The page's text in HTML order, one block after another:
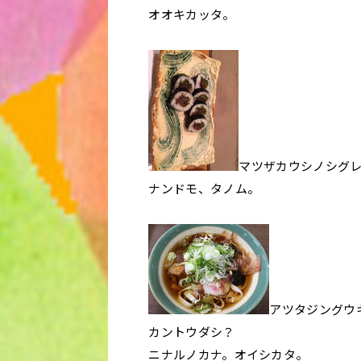
オオキカッタ。
マツザカウシノシグレ
ナンドモ、タノム。
アツタジングウ
カントウダシ？
ニナルノカナ。オイシカタ。